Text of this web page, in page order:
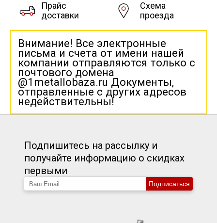
Прайс
доставки
Схема
проезда
Внимание! Все электронные
письма и счета от имени нашей
компании отправляются только с
почтового домена
@1metallobaza.ru Документы,
отправленные с других адресов
недействительны!
Подпишитесь на рассылку и
получайте информацию о скидках
первыми
Подписаться